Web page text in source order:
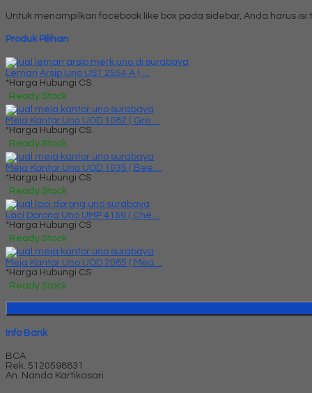
Untuk menampilkan facebook like box pada sidebar, Anda harus
Produk Pilihan
Lemari Arsip Uno UST 2554 A ( ....
*Harga Hubungi CS
Ready Stock
Meja Kantor Uno UOD 1082 ( Gre....
*Harga Hubungi CS
Ready Stock
Meja Kantor Uno UOD 1035 ( Bee....
*Harga Hubungi CS
Ready Stock
Laci Dorong Uno UMP 4156 ( Che....
*Harga Hubungi CS
Ready Stock
Meja Kantor Uno UOD 2065 ( Mea....
*Harga Hubungi CS
Ready Stock
Info Bank
BCA
Rek. 5120598831
An. Nanda Kartikasari